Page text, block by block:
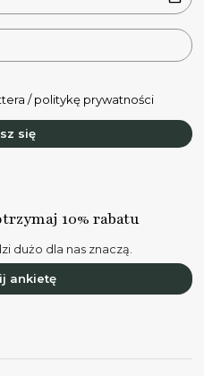
/ politykę prywatności
się
10% rabatu
dużo dla nas znaczą.
ankietę